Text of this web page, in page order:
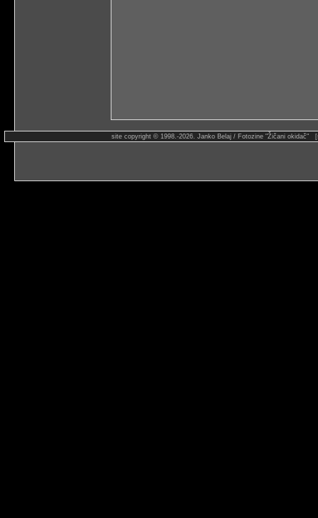
site copyright © 1998.-2026. Janko Belaj / Fotozine "Žičani okidač"